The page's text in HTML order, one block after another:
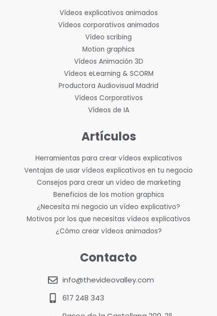
Vídeos explicativos animados
Vídeos corporativos animados
Vídeo scribing
Motion graphics
Vídeos Animación 3D
Vídeos eLearning & SCORM
Productora Audiovisual Madrid
Vídeos Corporativos
Vídeos de IA
Artículos
Herramientas para crear vídeos explicativos
Ventajas de usar vídeos explicativos en tu negocio
Consejos para crear un vídeo de marketing
Beneficios de los motion graphics
¿Necesita mi negocio un vídeo explicativo?
Motivos por los que necesitas vídeos explicativos
¿Cómo crear vídeos animados?
Contacto
info@thevideovalley.com
617 248 343